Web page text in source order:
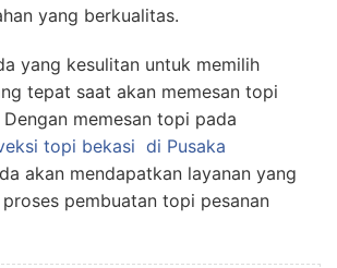
yang berkualitas.
yang kesulitan untuk memilih
tepat saat akan memesan topi
memesan topi pada
topi bekasi di Pusaka
akan mendapatkan layanan yang
pembuatan topi pesanan